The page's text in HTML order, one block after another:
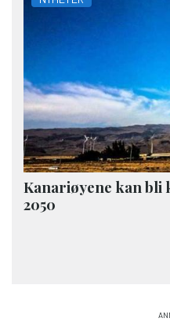
Kanariøyene kan
2050